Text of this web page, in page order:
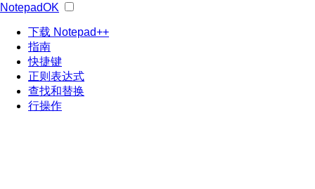
NotepadOK
下载 Notepad++
指南
快捷键
正则表达式
查找和替换
行操作